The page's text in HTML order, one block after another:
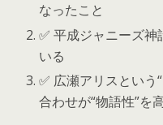
なったこと
✅ 平成ジャニーズ神
いる
✅ 広瀬アリスという
合わせが“物語性”を